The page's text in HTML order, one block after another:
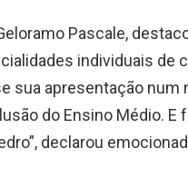
Pascale,
individuais de
sua apresentação
do Ensino Médio. E
declarou